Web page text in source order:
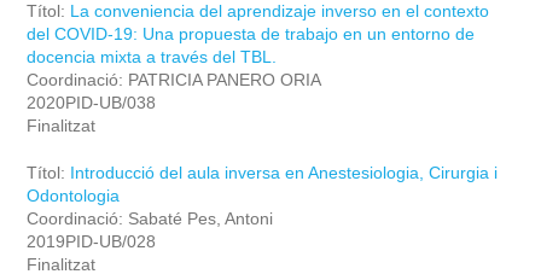
Títol: La conveniencia del aprendizaje inverso en el contexto
del COVID-19: Una propuesta de trabajo en un entorno de
docencia mixta a través del TBL.
Coordinació: PATRICIA PANERO ORIA
2020PID-UB/038
Finalitzat
Títol: Introducció del aula inversa en Anestesiologia, Cirurgia i
Odontologia
Coordinació: Sabaté Pes, Antoni
2019PID-UB/028
Finalitzat